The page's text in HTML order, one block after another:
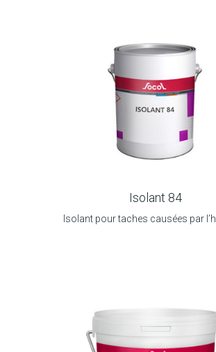
Isolant 84
Isolant pour taches causées par